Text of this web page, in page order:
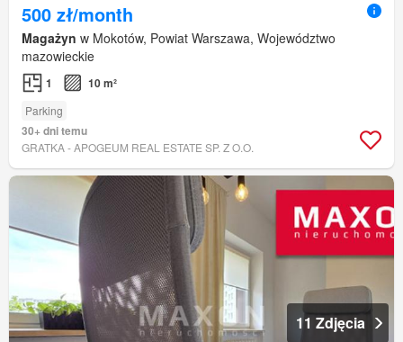
500 zł/month
Magażyn w Mokotów, Powiat Warszawa, Województwo
mazowieckie
1 10 m²
Parking
30+ dni temu
GRATKA - APOGEUM REAL ESTATE SP. Z O.O.
11 Zdjęcia